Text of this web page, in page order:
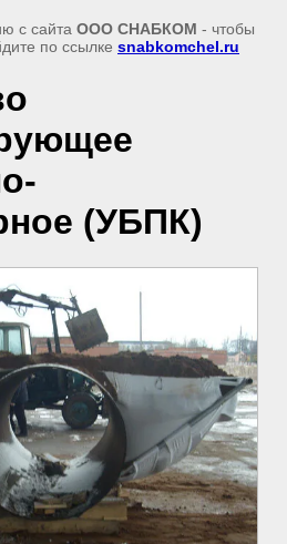
с сайта ООО СНАБКОМ - чтобы
по ссылке snabkomchel.ru
(УБПК)